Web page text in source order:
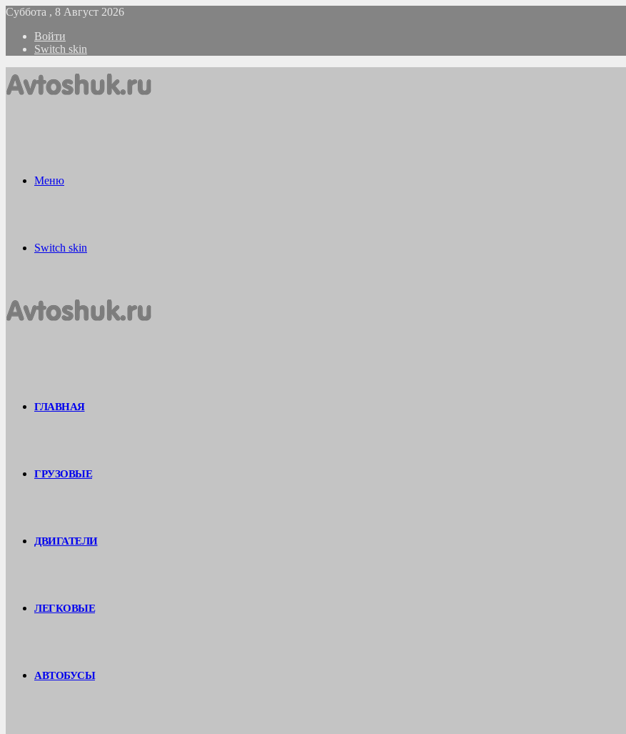
Суббота , 8 Август 2026
Войти
Switch skin
Меню
Switch skin
ГЛАВНАЯ
ГРУЗОВЫЕ
ДВИГАТЕЛИ
ЛЕГКОВЫЕ
АВТОБУСЫ